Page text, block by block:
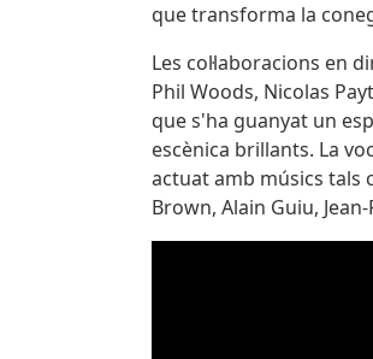
que transforma la
Les col·laboracions en
Phil Woods, Nicolas
que s'ha guanyat un
escènica brillants. La
actuat amb músics tals
Brown, Alain Guiu,